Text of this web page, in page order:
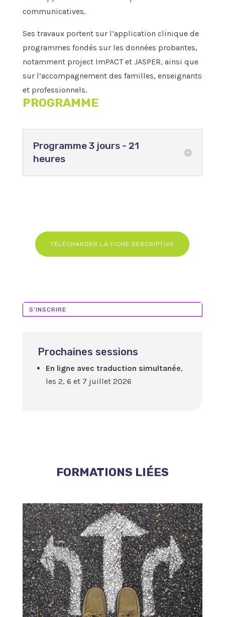
communicatives.
Ses travaux portent sur l’application clinique de
programmes fondés sur les données probantes,
notamment project ImPACT et JASPER, ainsi que
sur l’accompagnement des familles, enseignants
et professionnels.
PROGRAMME
Programme 3 jours - 21
heures
TÉLÉCHARGER LA FICHE DESCRIPTIVE
S'INSCRIRE
Prochaines sessions
En ligne avec traduction simultanée,
les 2, 6 et 7 juillet 2026
FORMATIONS LIÉES